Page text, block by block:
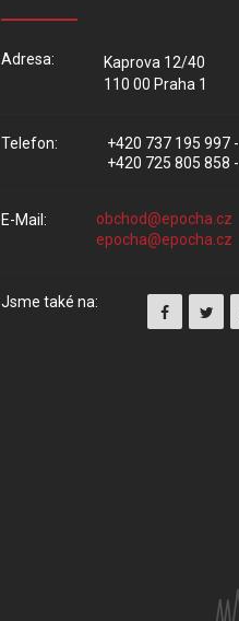
Adresa:
Kaprova 12/40
110 00 Praha 1
Telefon: +420 737 195 997 -
+420 725 805 858 -
E-Mail:
Jsme také na: